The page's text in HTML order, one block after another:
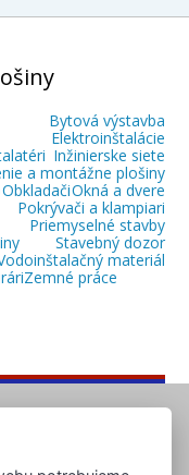
Bytová výstavba
Elektroinštalácie
Inžinierske siete
a montážne plošiny
ObkladačiOkná a dvere
Pokrývači a klampiari
Priemyselné stavby
Stavebný dozor
materiál
Zemné práce